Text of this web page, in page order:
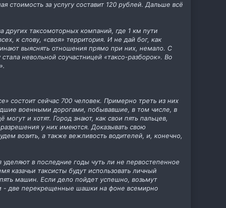
стоимость за услугу составит 120 рублей. Дальше всё
таксомоторных компаний, где 1 км пути
к слову, «своя» территория. И не дай бог, как
выяснять отношения прямо при них, немало. С
невольной соучастницей «таксо-разборок». Во
состоит сейчас 700 человек. Примерно треть из них
военными дорогами, побывавшие, в том числе, в
и хотят. Город знают, как свои пять пальцев,
у них имеются. Доказывать свою
возить, а также вежливость водителей, и, конечно,
в последние годы чуть ли не первостепенное
казачьи таксисты будут использовать личный
машин. Если дело пойдет успешно, возьмут
- две перекрещенные шашки на фоне всемирно